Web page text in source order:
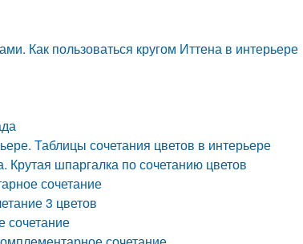
Как пользоваться кругом Иттена в интерьере
Таблицы сочетания цветов в интерьере
Крутая шпаргалка по сочетанию цветов
сочетание
3 цветов